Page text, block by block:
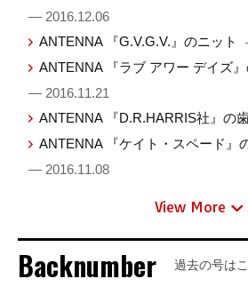
— 2016.12.06
ANTENNA 『G.V.G.V.』のニット
ANTENNA 『ラブ アワー デイズ
— 2016.11.21
ANTENNA 『D.R.HARRIS社』の
ANTENNA 『ケイト・スペード』
— 2016.11.08
View More
Backnumber 過去の号は